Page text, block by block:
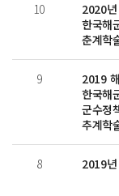
10
2020년
한국해
춘계학
9
2019
한국해
군수정
추계학
8 2019